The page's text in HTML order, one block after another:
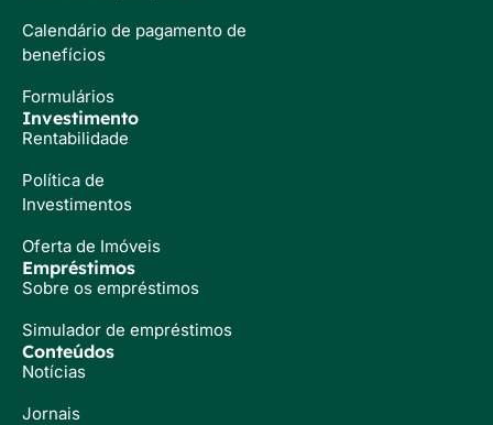
Calendário de pagamento de
benefícios
Formulários
Investimento
Rentabilidade
Política de
Investimentos
Oferta de Imóveis
Empréstimos
Sobre os empréstimos
Simulador de empréstimos
Conteúdos
Notícias
Jornais